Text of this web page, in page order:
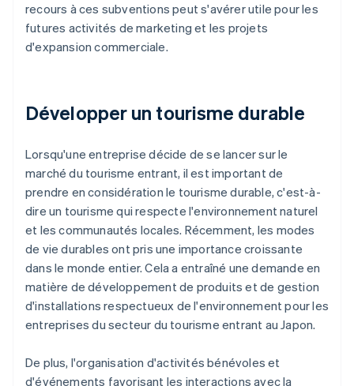
recours à ces subventions peut s'avérer utile pour les
futures activités de marketing et les projets
d'expansion commerciale.
Développer un tourisme durable
Lorsqu'une entreprise décide de se lancer sur le
marché du tourisme entrant, il est important de
prendre en considération le tourisme durable, c'est-à-
dire un tourisme qui respecte l'environnement naturel
et les communautés locales. Récemment, les modes
de vie durables ont pris une importance croissante
dans le monde entier. Cela a entraîné une demande en
matière de développement de produits et de gestion
d'installations respectueux de l'environnement pour les
entreprises du secteur du tourisme entrant au Japon.
De plus, l'organisation d'activités bénévoles et
d'événements favorisant les interactions avec la